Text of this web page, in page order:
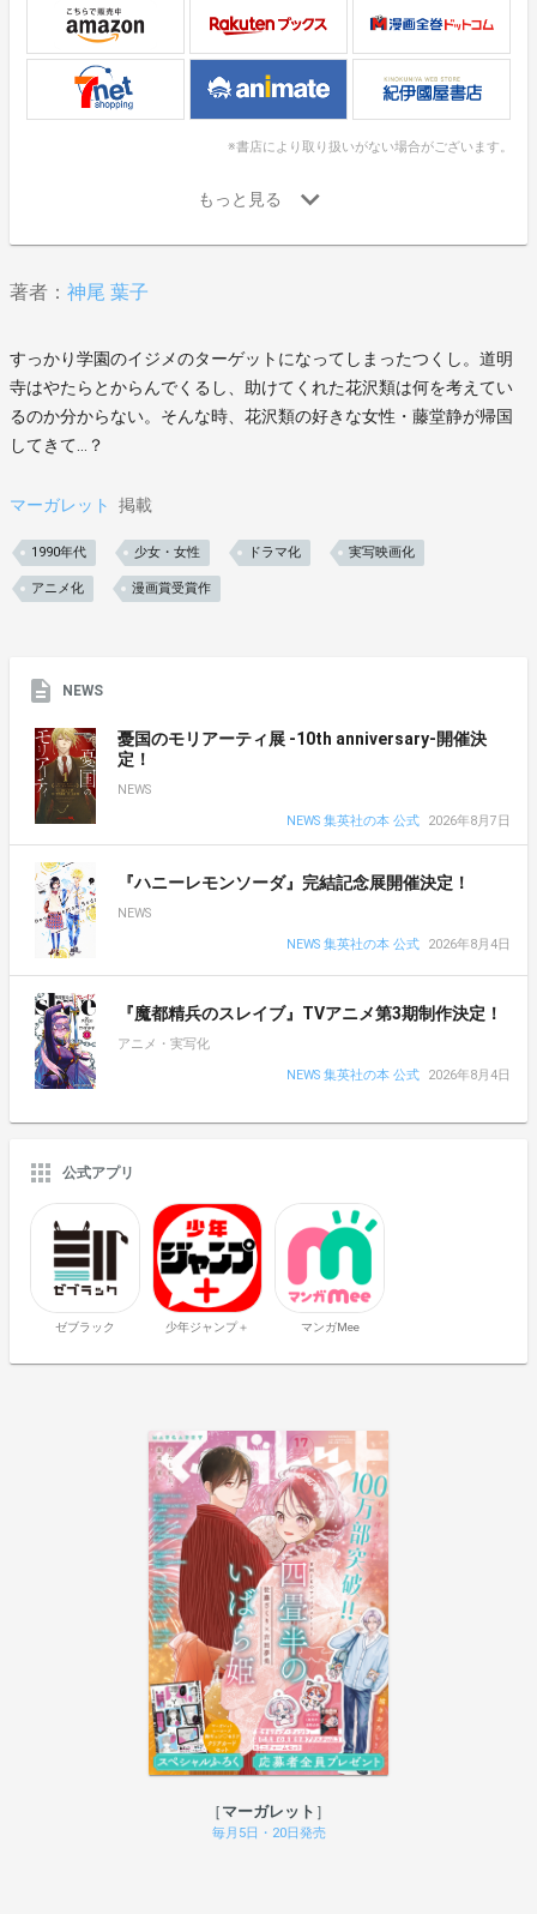
※書店により取り扱いがない場合がございます。
著者： 神尾 葉子
すっかり学園のイジメのターゲットになってしまったつくし。道明
寺はやたらとからんでくるし、助けてくれた花沢類は何を考えてい
るのか分からない。そんな時、花沢類の好きな女性・藤堂静が帰国
してきて…？
マーガレット 掲載
1990年代 少女・女性 ドラマ化 実写映画化
アニメ化 漫画賞受賞作
NEWS
憂国のモリアーティ展 -10th anniversary-開催決
定！
NEWS
NEWS 集英社の本 公式
2026年8月7日
『ハニーレモンソーダ』完結記念展開催決定！
NEWS
NEWS 集英社の本 公式
2026年8月4日
『魔都精兵のスレイブ』TVアニメ第3期制作決定！
アニメ・実写化
NEWS 集英社の本 公式
2026年8月4日
公式アプリ
ゼブラック 少年ジャンプ＋ マンガMee
マーガレット
毎月5日・20日発売